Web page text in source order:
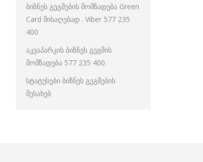
ბიზნეს გეგმების მომზადება Green
Card მისაღებად . Viber 577 235
400
აკვაპარკის ბიზნეს გეგმის
მომზადება 577 235 400
სტატუსები ბიზნეს გეგმების
შესახებ